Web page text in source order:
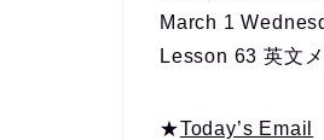
March 1
Lesson 63 英文
★Today’s Email